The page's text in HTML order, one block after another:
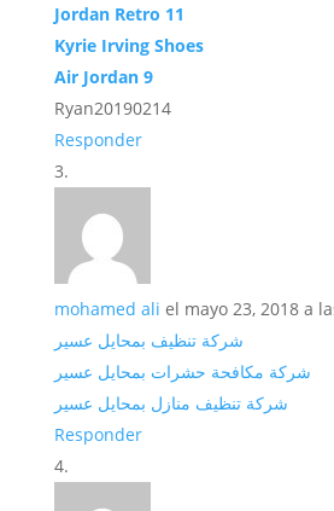
Jordan Retro 11
Kyrie Irving Shoes
Air Jordan 9
Ryan20190214
Responder
mohamed ali el mayo 23, 2018 a
شركة تنظيف بمحايل عسير
شركة مكافحة حشرات بمحايل عسير
شركة تنظيف منازل بمحايل عسير
Responder